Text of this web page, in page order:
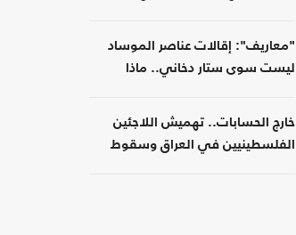
"معاريف": إقالات عناصر الموساد
ليست سوى ستار دخاني.. ماذا
خارج الحسابات.. تهميش اللاجئين
الفلسطينيين في العراق وسقوط